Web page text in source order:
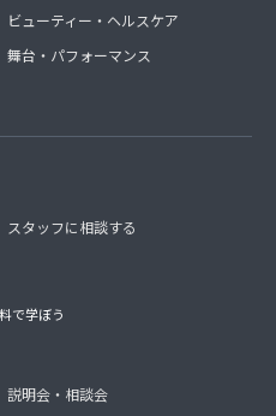
ビューティー・ヘルスケア
舞台・パフォーマンス
スタッフに相談する
で学ぼう
説明会・相談会